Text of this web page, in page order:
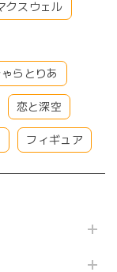
クスウェル
ゃらとりあ
恋と深空
フィギュア